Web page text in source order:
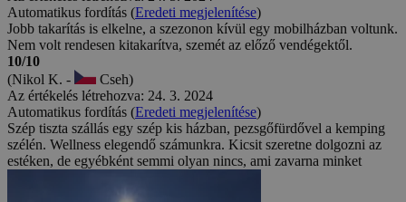
Automatikus fordítás (Eredeti megjelenítése)
Jobb takarítás is elkelne, a szezonon kívül egy mobilházban voltunk.
Nem volt rendesen kitakarítva, szemét az előző vendégektől.
10/10
(Nikol K. -
Cseh)
Az értékelés létrehozva: 24. 3. 2024
Automatikus fordítás (Eredeti megjelenítése)
Szép tiszta szállás egy szép kis házban, pezsgőfürdővel a kemping
szélén. Wellness elegendő számunkra. Kicsit szeretne dolgozni az
estéken, de egyébként semmi olyan nincs, ami zavarna minket